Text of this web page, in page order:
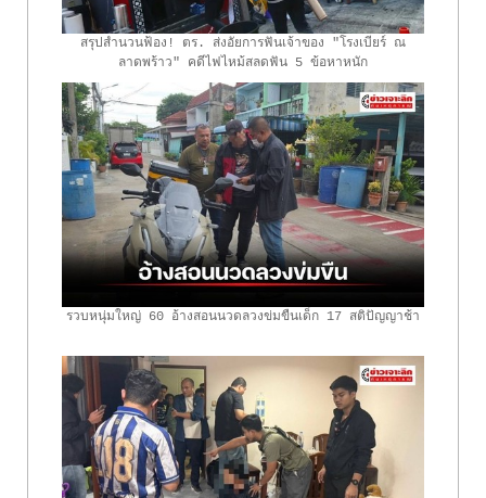
สรุปสำนวนฟ้อง! ตร. ส่งอัยการฟันเจ้าของ "โรงเบียร์ ณ
ลาดพร้าว" คดีไฟไหม้สลดฟัน 5 ข้อหาหนัก
รวบหนุ่มใหญ่ 60 อ้างสอนนวดลวงข่มขืนเด็ก 17 สติปัญญาช้า